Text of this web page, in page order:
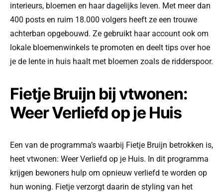
interieurs, bloemen en haar dagelijks leven. Met meer dan
400 posts en ruim 18.000 volgers heeft ze een trouwe
achterban opgebouwd. Ze gebruikt haar account ook om
lokale bloemenwinkels te promoten en deelt tips over hoe
je de lente in huis haalt met bloemen zoals de ridderspoor.
Fietje Bruijn bij vtwonen:
Weer Verliefd op je Huis
Een van de programma’s waarbij Fietje Bruijn betrokken is,
heet vtwonen: Weer Verliefd op je Huis. In dit programma
krijgen bewoners hulp om opnieuw verliefd te worden op
hun woning. Fietje verzorgt daarin de styling van het